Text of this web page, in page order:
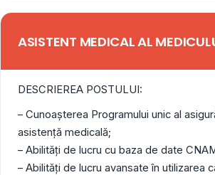
ASISTENT MEDICAL AL
DESCRIEREA POSTULUI:
– Cunoaşterea Programului unic al
asistenţă medicală;
– Abilităţi de lucru cu baza de date
– Abilități de lucru avansate în utilizarea